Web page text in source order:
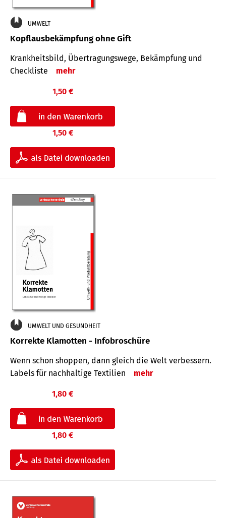
UMWELT
Kopflausbekämpfung ohne Gift
Krankheits­bild, Übertra­gungs­wege, Bekämpfung und
Check­liste
mehr
1,50 €
1,50 €
UMWELT UND GESUNDHEIT
Korrekte Klamotten - Infobroschüre
Wenn schon shoppen, dann gleich die Welt verbessern.
Labels für nachhaltige Textilien
mehr
1,80 €
1,80 €